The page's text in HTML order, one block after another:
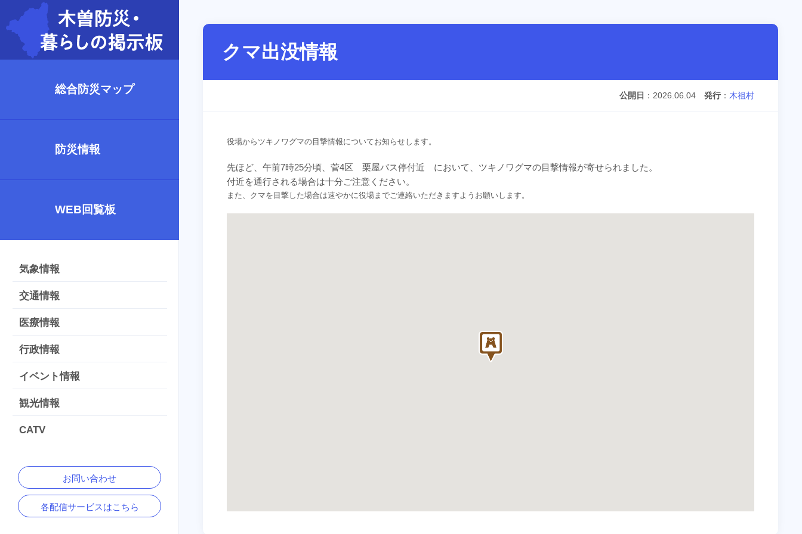
総合防災マップ
防災情報
WEB回覧板
気象情報
交通情報
医療情報
行政情報
イベント情報
観光情報
CATV
お問い合わせ
各配信サービスはこちら
クマ出没情報
公開日 2026.06.04 発行 木祖村
役場からツキノワグマの目撃情報についてお知らせします。
先ほど、午前7時25分頃、菅4区 栗屋バス停付近 において、ツキノワグマの目撃情報が寄せられました。
付近を通行される場合は十分ご注意ください。
また、クマを目撃した場合は速やかに役場までご連絡いただきますようお願いします。